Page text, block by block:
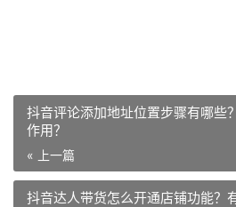
抖音评论添加地址位置步骤有哪些
作用？
« 上一篇
抖音达人带货怎么开通店铺功能？